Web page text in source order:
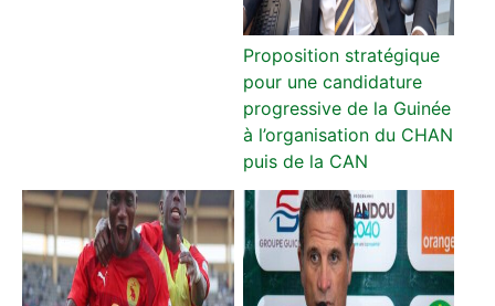
Proposition stratégique
pour une candidature
progressive de la Guinée
à l’organisation du CHAN
puis de la CAN